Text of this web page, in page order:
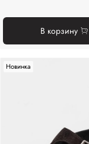
В корзину
Новинка